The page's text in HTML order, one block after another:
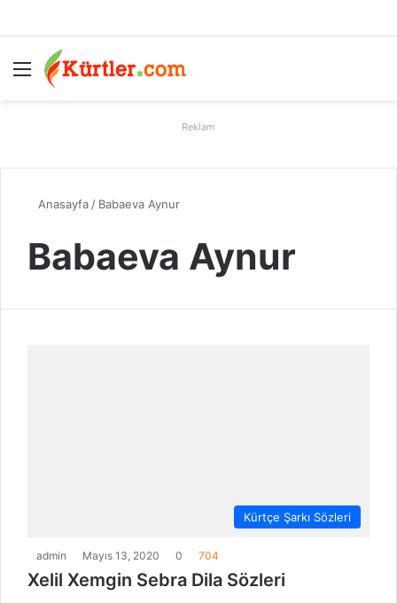
Menü
Reklam
Anasayfa / Babaeva Aynur
Babaeva Aynur
Kürtçe Şarkı Sözleri
admin Mayıs 13, 2020 0 704
Xelil Xemgin Sebra Dila Sözleri